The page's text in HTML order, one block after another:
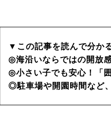
▼この記事を読んで分か
◎海沿いならではの開放
◎小さい子でも安心！「
◎駐車場や開園時間など